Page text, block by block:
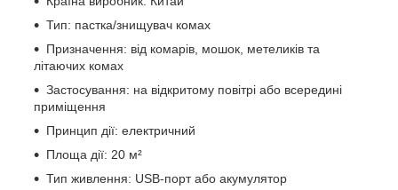
Тип: пастка/знищувач комах
Призначення: від комарів, мошок, метеликів та
літаючих комах
Застосування: на відкритому повітрі або всередині
приміщення
Принцип дії: електричний
Площа дії: 20 м²
Тип живлення: USB-порт або акумулятор